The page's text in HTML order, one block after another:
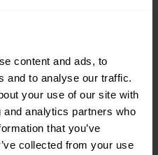
content and ads, to
and to analyse our traffic.
your use of our site with
analytics partners who
that you’ve
collected from your use